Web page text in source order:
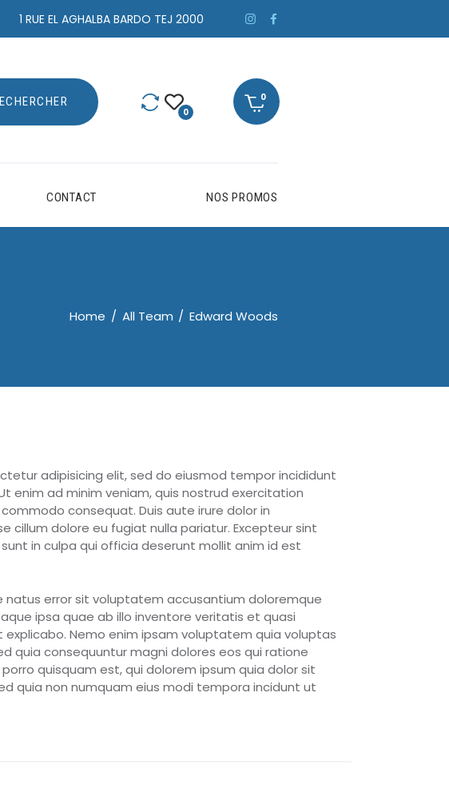
1 RUE EL AGHALBA BARDO TEJ 2000
0
CONTACT NOS PROMOS
Home All Team Edward Woods
adipisicing elit, sed do eiusmod tempor incididunt
enim ad minim veniam, quis nostrud exercitation
consequat. Duis aute irure dolor in
cillum dolore eu fugiat nulla pariatur. Excepteur sint
in culpa qui officia deserunt mollit anim id est
natus error sit voluptatem accusantium doloremque
ipsa quae ab illo inventore veritatis et quasi
Nemo enim ipsam voluptatem quia voluptas
quia consequuntur magni dolores eos qui ratione
quisquam est, qui dolorem ipsum quia dolor sit
quia non numquam eius modi tempora incidunt ut